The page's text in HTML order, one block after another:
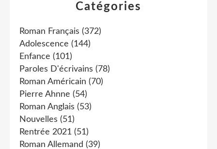
Catégories
Roman Français (372)
Adolescence (144)
Enfance (101)
Paroles D'écrivains (78)
Roman Américain (70)
Pierre Ahnne (54)
Roman Anglais (53)
Nouvelles (51)
Rentrée 2021 (51)
Roman Allemand (39)